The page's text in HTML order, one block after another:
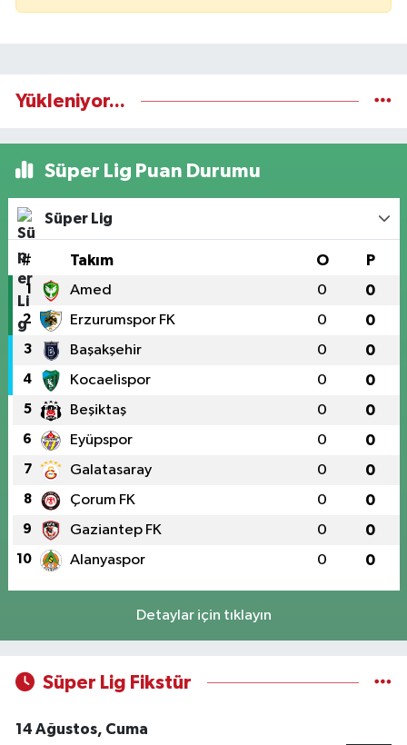
Yükleniyor...
Süper Lig Puan Durumu
Süper Lig
# Takım O P
1 Amed 0 0
2 Erzurumspor FK 0 0
3 Başakşehir 0 0
4 Kocaelispor 0 0
5 Beşiktaş 0 0
6 Eyüpspor 0 0
7 Galatasaray 0 0
8 Çorum FK 0 0
9 Gaziantep FK 0 0
10 Alanyaspor 0 0
Detaylar için tıklayın
Süper Lig Fikstür
14 Ağustos, Cuma